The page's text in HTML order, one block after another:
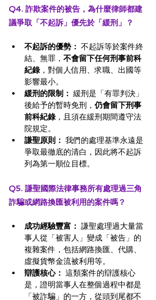
Q4. 詐欺案件的被告，為什麼律師都建
議爭取「不起訴」優先於「緩刑」？
不起訴的優勢： 不起訴等於案件終
結、無罪， 不會留下任何刑事前科
紀錄，對個人信用、求職、出國等
影響最小。
緩刑的限制： 緩刑是「有罪判決」
後給予的暫時免刑， 仍會留下刑事
前科紀錄，且須在緩刑期間遵守法
院規定。
謙聖原則： 我們的處理基準永遠是
爭取最徹底的清白，因此將不起訴
列為第一順位目標。
Q5. 謙聖國際法律事務所有處理過三角
詐騙或網路換匯被利用的案件嗎？
成功經驗豐富： 謙聖處理過大量當
事人從「被害人」變成「被告」的
複雜案件，包括網路換匯、代購、
虛擬貨幣金流被利用等。
辯護核心： 這類案件的辯護核心
是，證明當事人在整個過程中都是
「被詐騙」的一方，從頭到尾都不